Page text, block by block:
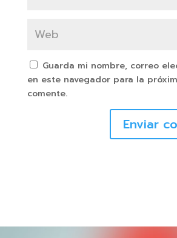
Guarda mi nombre, correo
en este navegador para la
comente.
Enviar